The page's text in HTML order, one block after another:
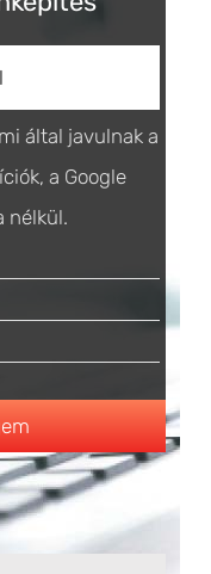
által javulnak a
a Google
nélkül.